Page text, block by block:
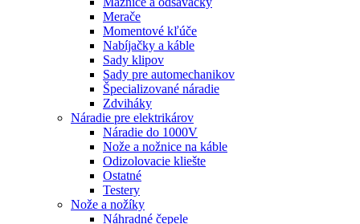
Merače
Momentové kľúče
Nabíjačky a káble
Sady klipov
Sady pre automechanikov
Špecializované náradie
Zdviháky
Náradie pre elektrikárov
Náradie do 1000V
Nože a nožnice na káble
Odizolovacie kliešte
Ostatné
Testery
Nože a nožíky
Náhradné čepele